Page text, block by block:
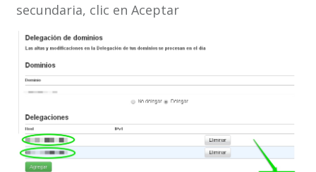
secundaria, clic en Aceptar